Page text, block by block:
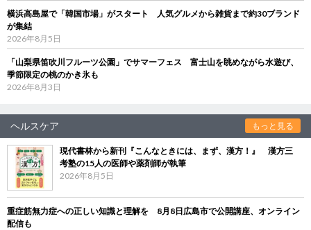
横浜高島屋で「韓国市場」がスタート 人気グルメから雑貨まで約30ブランド
が集結
2026年8月5日
「山梨県笛吹川フルーツ公園」でサマーフェス 富士山を眺めながら水遊び、
季節限定の桃のかき氷も
2026年8月3日
ヘルスケア もっと見る
現代書林から新刊『こんなときには、まず、漢方！』 漢方三
考塾の15人の医師や薬剤師が執筆
2026年8月5日
重症筋無力症への正しい知識と理解を 8月8日広島市で公開講座、オンライン
配信も